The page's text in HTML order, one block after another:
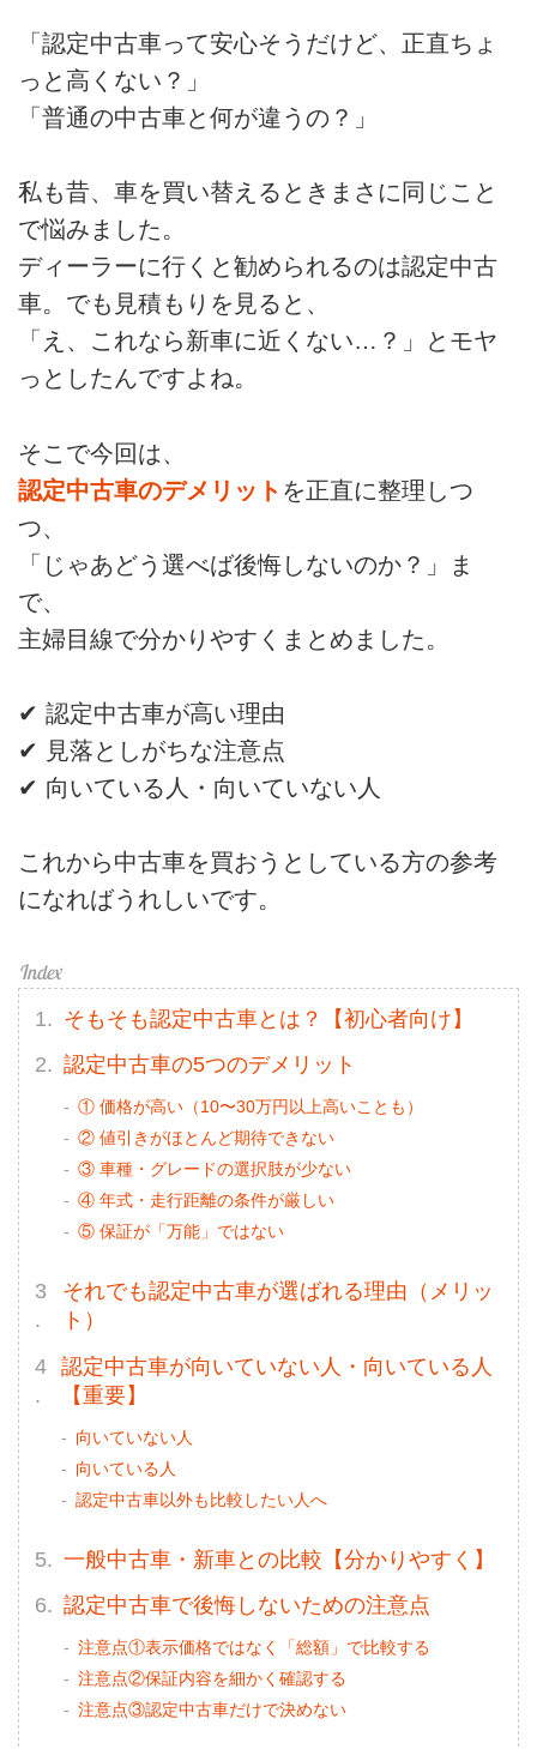
「認定中古車って安心そうだけど、正直ちょ
っと高くない？」
「普通の中古車と何が違うの？」
私も昔、車を買い替えるときまさに同じこと
で悩みました。
ディーラーに行くと勧められるのは認定中古
車。でも見積もりを見ると、
「え、これなら新車に近くない…？」とモヤ
っとしたんですよね。
そこで今回は、
認定中古車のデメリット を正直に整理しつ
つ、
「じゃあどう選べば後悔しないのか？」ま
で、
主婦目線で分かりやすくまとめました。
✔ 認定中古車が高い理由
✔ 見落としがちな注意点
✔ 向いている人・向いていない人
これから中古車を買おうとしている方の参考
になればうれしいです。
そもそも認定中古車とは？【初心者向け】
認定中古車の5つのデメリット
① 価格が高い（10〜30万円以上高いことも）
② 値引きがほとんど期待できない
③ 車種・グレードの選択肢が少ない
④ 年式・走行距離の条件が厳しい
⑤ 保証が「万能」ではない
それでも認定中古車が選ばれる理由（メリッ
ト）
認定中古車が向いていない人・向いている人
【重要】
向いていない人
向いている人
認定中古車以外も比較したい人へ
一般中古車・新車との比較【分かりやすく】
認定中古車で後悔しないための注意点
注意点①表示価格ではなく「総額」で比較する
注意点②保証内容を細かく確認する
注意点③認定中古車だけで決めない